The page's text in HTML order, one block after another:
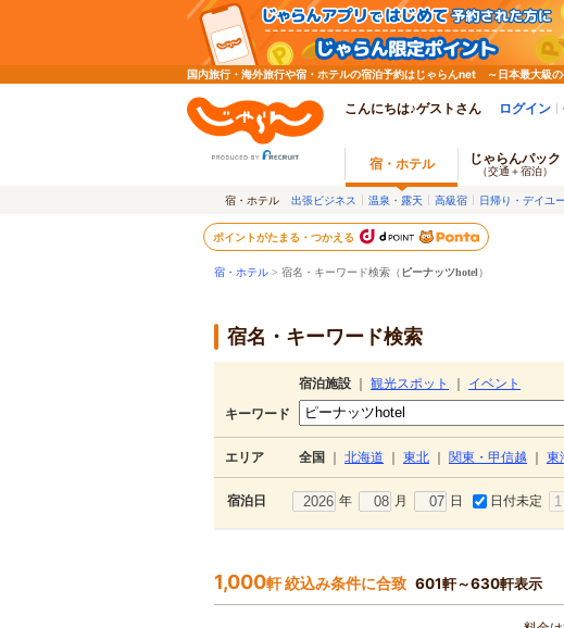
国内旅行・海外旅行や宿・ホテルの宿泊予約はじゃらんnet ～日本最大級
こんにちは♪ゲストさん ログイン
宿・ホテル じゃらんパック
（交通＋宿泊）
宿・ホテル 出張ビジネス 温泉・露天 高級宿 日帰り・デイユ
ポイントがたまる・つかえる
宿・ホテル > 宿名・キーワード検索（ ピーナッツhotel）
宿名・キーワード検索
宿泊施設 観光スポット
イベント
キーワード
エリア 全国 北海道 東北 関東・甲信越 東
宿泊日 年 月 日 日付未定
1,000軒 絞込み条件に合致 601軒～630軒表示